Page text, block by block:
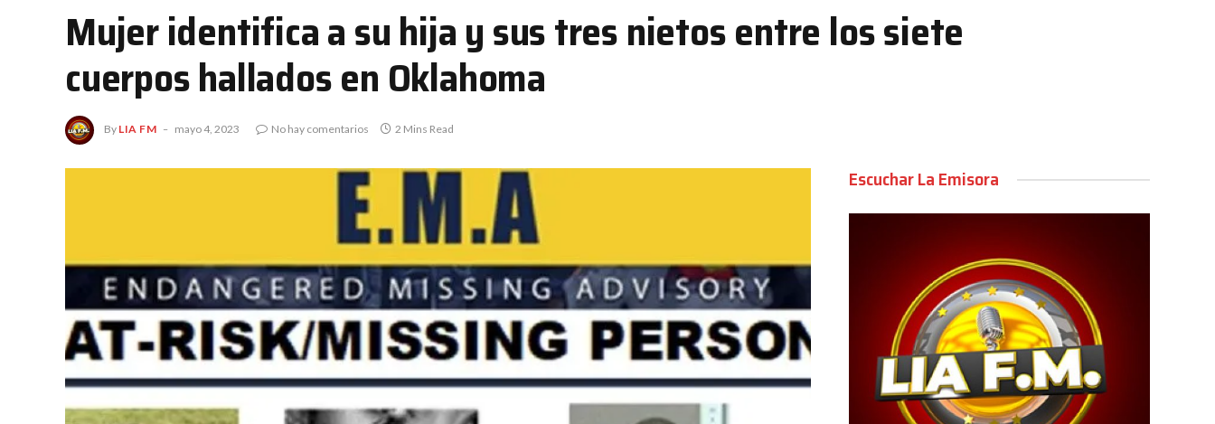
Mujer identifica a su hija y sus tres nietos entre los siete
cuerpos hallados en Oklahoma
By LIA FM mayo 4, 2023 No hay comentarios 2 Mins Read
Escuchar La Emisora